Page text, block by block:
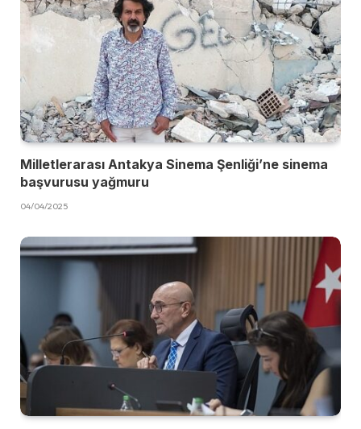
Milletlerarası Antakya Sinema Şenliği’ne sinema
başvurusu yağmuru
04/04/2025